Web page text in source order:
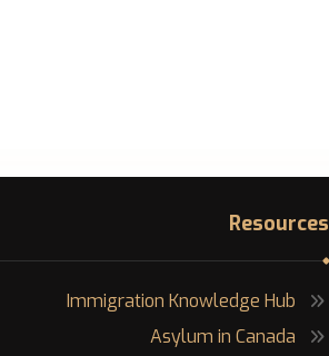
Resources
Immigration Knowledge Hub
Asylum in Canada